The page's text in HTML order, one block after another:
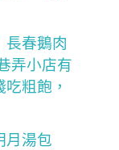
長春鵝肉
弄小店有
粗飽，
月湯包